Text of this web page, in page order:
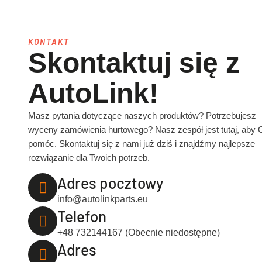
KONTAKT
Skontaktuj się z
AutoLink!
Masz pytania dotyczące naszych produktów? Potrzebujesz
wyceny zamówienia hurtowego? Nasz zespół jest tutaj, aby
pomóc. Skontaktuj się z nami już dziś i znajdźmy najlepsze
rozwiązanie dla Twoich potrzeb.
Adres pocztowy
info@autolinkparts.eu
Telefon
+48 732144167 (Obecnie niedostępne)
Adres